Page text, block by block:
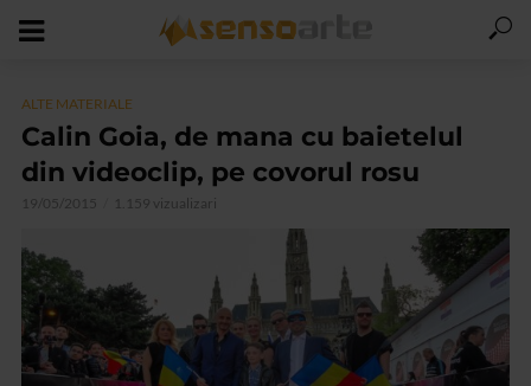
ALTE MATERIALE
Calin Goia, de mana cu baietelul
din videoclip, pe covorul rosu
19/05/2015 1.159 vizualizari